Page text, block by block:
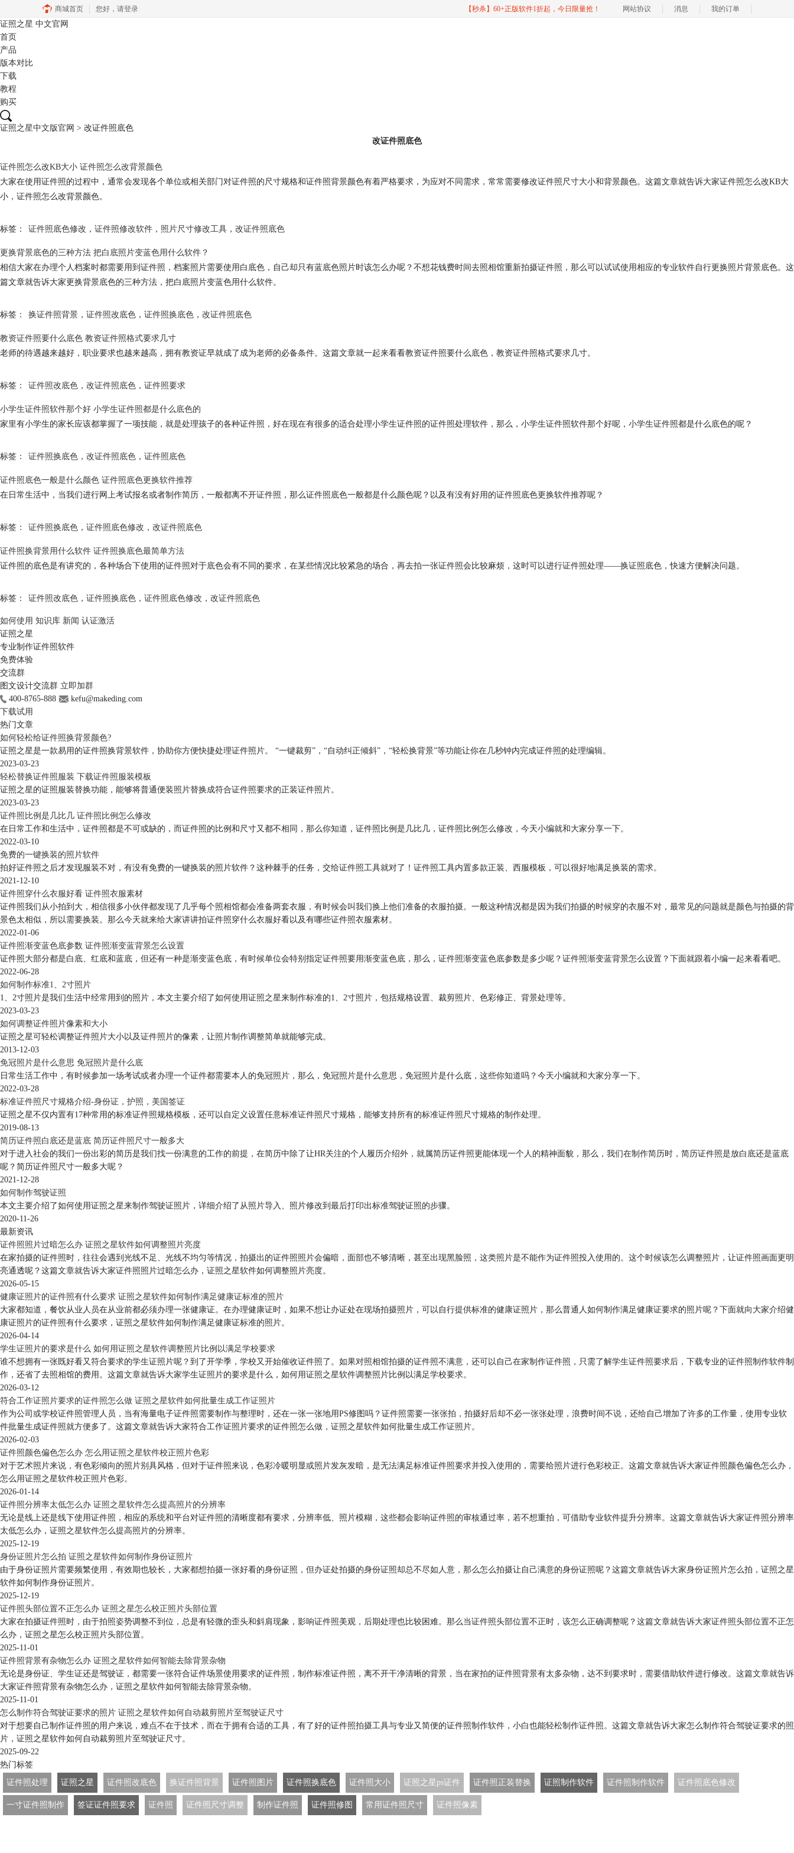
商城首页 您好， 请登录 【秒杀】60+正版软件1折起，今日限量抢！ 网站协议 消息 我的订单
证照之星 中文官网
首页
产品
版本对比
下载
教程
购买
证照之星中文版官网 > 改证件照底色
改证件照底色
证件照怎么改KB大小 证件照怎么改背景颜色
大家在使用证件照的过程中，通常会发现各个单位或相关部门对证件照的尺寸规格和证件照背景颜色有着严格要求，为应对不同需求，常常需要修改证件照尺寸大小和背景颜色。这篇文章就告诉大家证件照怎么改KB大
小，证件照怎么改背景颜色。
标签： 证件照底色修改 ， 证件照修改软件 ， 照片尺寸修改工具 ， 改证件照底色
更换背景底色的三种方法 把白底照片变蓝色用什么软件？
相信大家在办理个人档案时都需要用到证件照，档案照片需要使用白底色，自己却只有蓝底色照片时该怎么办呢？不想花钱费时间去照相馆重新拍摄证件照，那么可以试试使用相应的专业软件自行更换照片背景底色。这
篇文章就告诉大家更换背景底色的三种方法，把白底照片变蓝色用什么软件。
标签： 换证件照背景 ， 证件照改底色 ， 证件照换底色 ， 改证件照底色
教资证件照要什么底色 教资证件照格式要求几寸
老师的待遇越来越好，职业要求也越来越高，拥有教资证早就成了成为老师的必备条件。这篇文章就一起来看看教资证件照要什么底色，教资证件照格式要求几寸。
标签： 证件照改底色 ， 改证件照底色 ， 证件照要求
小学生证件照软件那个好 小学生证件照都是什么底色的
家里有小学生的家长应该都掌握了一项技能，就是处理孩子的各种证件照，好在现在有很多的适合处理小学生证件照的证件照处理软件，那么，小学生证件照软件那个好呢，小学生证件照都是什么底色的呢？
标签： 证件照换底色 ， 改证件照底色 ， 证件照底色
证件照底色一般是什么颜色 证件照底色更换软件推荐
在日常生活中，当我们进行网上考试报名或者制作简历，一般都离不开证件照，那么证件照底色一般都是什么颜色呢？以及有没有好用的证件照底色更换软件推荐呢？
标签： 证件照换底色 ， 证件照底色修改 ， 改证件照底色
证件照换背景用什么软件 证件照换底色最简单方法
证件照的底色是有讲究的，各种场合下使用的证件照对于底色会有不同的要求，在某些情况比较紧急的场合，再去拍一张证件照会比较麻烦，这时可以进行证件照处理——换证照底色，快速方便解决问题。
标签： 证件照改底色 ， 证件照换底色 ， 证件照底色修改 ， 改证件照底色
如何使用 知识库 新闻 认证激活
证照之星
专业制作证件照软件
免费体验
交流群
图文设计交流群 立即加群
400-8765-888
kefu@makeding.com
下载试用
热门文章
如何轻松给证件照换背景颜色?
证照之星是一款易用的证件照换背景软件，协助你方便快捷处理证件照片。 “一键裁剪”，“自动纠正倾斜”，“轻松换背景”等功能让你在几秒钟内完成证件照的处理编辑。
2023-03-23
轻松替换证件照服装 下载证件照服装模板
证照之星的证照服装替换功能，能够将普通便装照片替换成符合证件照要求的正装证件照片。
2023-03-23
证件照比例是几比几 证件照比例怎么修改
在日常工作和生活中，证件照都是不可或缺的，而证件照的比例和尺寸又都不相同，那么你知道，证件照比例是几比几，证件照比例怎么修改，今天小编就和大家分享一下。
2022-03-10
免费的一键换装的照片软件
拍好证件照之后才发现服装不对，有没有免费的一键换装的照片软件？这种棘手的任务，交给证件照工具就对了！证件照工具内置多款正装、西服模板，可以很好地满足换装的需求。
2021-12-10
证件照穿什么衣服好看 证件照衣服素材
证件照我们从小拍到大，相信很多小伙伴都发现了几乎每个照相馆都会准备两套衣服，有时候会叫我们换上他们准备的衣服拍摄。一般这种情况都是因为我们拍摄的时候穿的衣服不对，最常见的问题就是颜色与拍摄的背
景色太相似，所以需要换装。那么今天就来给大家讲讲拍证件照穿什么衣服好看以及有哪些证件照衣服素材。
2022-01-06
证件照渐变蓝色底参数 证件照渐变蓝背景怎么设置
证件照大部分都是白底、红底和蓝底，但还有一种是渐变蓝色底，有时候单位会特别指定证件照要用渐变蓝色底，那么，证件照渐变蓝色底参数是多少呢？证件照渐变蓝背景怎么设置？下面就跟着小编一起来看看吧。
2022-06-28
如何制作标准1、2寸照片
1、2寸照片是我们生活中经常用到的照片，本文主要介绍了如何使用证照之星来制作标准的1、2寸照片，包括规格设置、裁剪照片、色彩修正、背景处理等。
2023-03-23
如何调整证件照片像素和大小
证照之星可轻松调整证件照片大小以及证件照片的像素，让照片制作调整简单就能够完成。
2013-12-03
免冠照片是什么意思 免冠照片是什么底
日常生活工作中，有时候参加一场考试或者办理一个证件都需要本人的免冠照片，那么，免冠照片是什么意思，免冠照片是什么底，这些你知道吗？今天小编就和大家分享一下。
2022-03-28
标准证件照尺寸规格介绍-身份证，护照，美国签证
证照之星不仅内置有17种常用的标准证件照规格模板，还可以自定义设置任意标准证件照尺寸规格，能够支持所有的标准证件照尺寸规格的制作处理。
2019-08-13
简历证件照白底还是蓝底 简历证件照尺寸一般多大
对于进入社会的我们一份出彩的简历是我们找一份满意的工作的前提，在简历中除了让HR关注的个人履历介绍外，就属简历证件照更能体现一个人的精神面貌，那么，我们在制作简历时，简历证件照是放白底还是蓝底
呢？简历证件照尺寸一般多大呢？
2021-12-28
如何制作驾驶证照
本文主要介绍了如何使用证照之星来制作驾驶证照片，详细介绍了从照片导入、照片修改到最后打印出标准驾驶证照的步骤。
2020-11-26
最新资讯
证件照照片过暗怎么办 证照之星软件如何调整照片亮度
在家拍摄的证件照时，往往会遇到光线不足、光线不均匀等情况，拍摄出的证件照照片会偏暗，面部也不够清晰，甚至出现黑脸照，这类照片是不能作为证件照投入使用的。这个时候该怎么调整照片，让证件照画面更明
亮通透呢？这篇文章就告诉大家证件照照片过暗怎么办，证照之星软件如何调整照片亮度。
2026-05-15
健康证照片的证件照有什么要求 证照之星软件如何制作满足健康证标准的照片
大家都知道，餐饮从业人员在从业前都必须办理一张健康证。在办理健康证时，如果不想让办证处在现场拍摄照片，可以自行提供标准的健康证照片，那么普通人如何制作满足健康证要求的照片呢？下面就向大家介绍健
康证照片的证件照有什么要求，证照之星软件如何制作满足健康证标准的照片。
2026-04-14
学生证照片的要求是什么 如何用证照之星软件调整照片比例以满足学校要求
谁不想拥有一张既好看又符合要求的学生证照片呢？到了开学季，学校又开始催收证件照了。如果对照相馆拍摄的证件照不满意，还可以自己在家制作证件照，只需了解学生证件照要求后，下载专业的证件照制作软件制
作，还省了去照相馆的费用。这篇文章就告诉大家学生证照片的要求是什么，如何用证照之星软件调整照片比例以满足学校要求。
2026-03-12
符合工作证照片要求的证件照怎么做 证照之星软件如何批量生成工作证照片
作为公司或学校证件照管理人员，当有海量电子证件照需要制作与整理时，还在一张一张地用PS修图吗？证件照需要一张张拍，拍摄好后却不必一张张处理，浪费时间不说，还给自己增加了许多的工作量，使用专业软
件批量生成证件照就方便多了。这篇文章就告诉大家符合工作证照片要求的证件照怎么做，证照之星软件如何批量生成工作证照片。
2026-02-03
证件照颜色偏色怎么办 怎么用证照之星软件校正照片色彩
对于艺术照片来说，有色彩倾向的照片别具风格，但对于证件照来说，色彩冷暖明显或照片发灰发暗，是无法满足标准证件照要求并投入使用的，需要给照片进行色彩校正。这篇文章就告诉大家证件照颜色偏色怎么办，
怎么用证照之星软件校正照片色彩。
2026-01-14
证件照分辨率太低怎么办 证照之星软件怎么提高照片的分辨率
无论是线上还是线下使用证件照，相应的系统和平台对证件照的清晰度都有要求，分辨率低、照片模糊，这些都会影响证件照的审核通过率，若不想重拍，可借助专业软件提升分辨率。这篇文章就告诉大家证件照分辨率
太低怎么办，证照之星软件怎么提高照片的分辨率。
2025-12-19
身份证照片怎么拍 证照之星软件如何制作身份证照片
由于身份证照片需要频繁使用，有效期也较长，大家都想拍摄一张好看的身份证照，但办证处拍摄的身份证照却总不尽如人意，那么怎么拍摄让自己满意的身份证照呢？这篇文章就告诉大家身份证照片怎么拍，证照之星
软件如何制作身份证照片。
2025-12-19
证件照头部位置不正怎么办 证照之星怎么校正照片头部位置
大家在拍摄证件照时，由于拍照姿势调整不到位，总是有轻微的歪头和斜肩现象，影响证件照美观，后期处理也比较困难。那么当证件照头部位置不正时，该怎么正确调整呢？这篇文章就告诉大家证件照头部位置不正怎
么办，证照之星怎么校正照片头部位置。
2025-11-01
证件照背景有杂物怎么办 证照之星软件如何智能去除背景杂物
无论是身份证、学生证还是驾驶证，都需要一张符合证件场景使用要求的证件照，制作标准证件照，离不开干净清晰的背景，当在家拍的证件照背景有太多杂物，达不到要求时，需要借助软件进行修改。这篇文章就告诉
大家证件照背景有杂物怎么办，证照之星软件如何智能去除背景杂物。
2025-11-01
怎么制作符合驾驶证要求的照片 证照之星软件如何自动裁剪照片至驾驶证尺寸
对于想要自己制作证件照的用户来说，难点不在于技术，而在于拥有合适的工具，有了好的证件照拍摄工具与专业又简便的证件照制作软件，小白也能轻松制作证件照。这篇文章就告诉大家怎么制作符合驾驶证要求的照
片，证照之星软件如何自动裁剪照片至驾驶证尺寸。
2025-09-22
热门标签
证件照处理
证照之星 证件照改底色 换证件照背景 证件照图片 证件照换底色 证件照大小 证照之星ps证件 证件照正装替换 证照制作软件 证件照制作软件 证件照底色修改
一寸证件照制作 签证证件照要求 证件照 证件照尺寸调整 制作证件照 证件照修图 常用证件照尺寸 证件照像素